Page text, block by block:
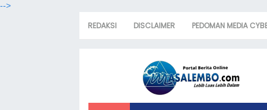
-->
REDAKSI DISCLAIMER PEDOMAN MEDIA